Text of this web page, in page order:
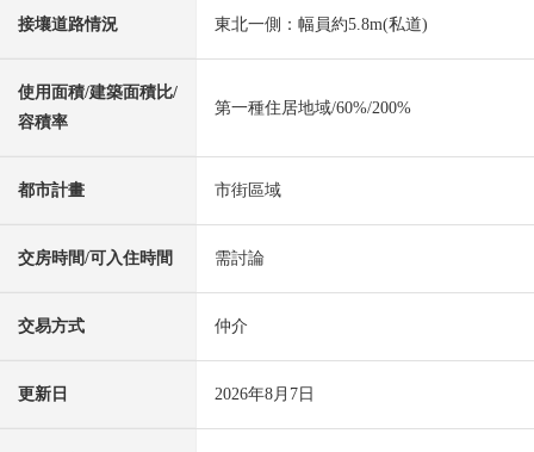
接壤道路情況 東北一側：幅員約5.8m(私道)
使用面積/建築面積比/
容積率
第一種住居地域/60%/200%
都市計畫 市街區域
交房時間/可入住時間 需討論
交易方式 仲介
更新日 2026年8月7日